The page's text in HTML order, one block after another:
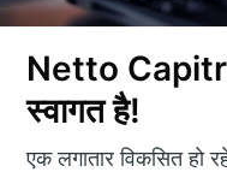
Netto
स्वागत है!
एक लगातार विकसित हो